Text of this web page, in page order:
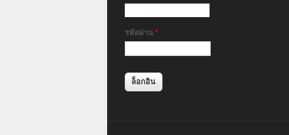
รหัสผ่าน *